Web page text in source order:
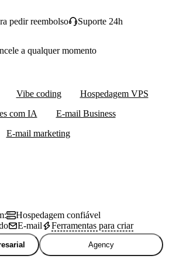
pedir reembolso Suporte 24h
a qualquer momento
Vibe coding
Hospedagem VPS
com IA
E-mail Business
E-mail marketing
Hospedagem confiável
E-mail Ferramentas para criar
Agency